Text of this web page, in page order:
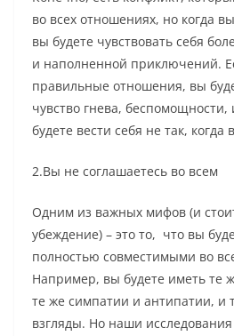
во всех отношениях, но когда
вы будете чувствовать себя
и наполненной приключений.
правильные отношения, вы
чувство гнева,
будете вести себя не так, когда
2.Вы не соглашаетесь во всем
Одним из важных мифов (и
убеждение) – это то, что вы
полностью совместимыми во
Например, вы будете иметь те
те же симпатии и антипатии, и
взгляды. Но наши